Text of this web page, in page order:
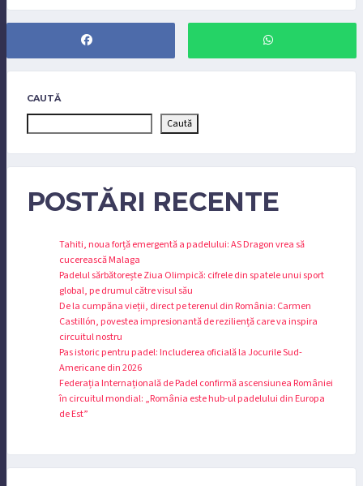
CAUTĂ
Caută
POSTĂRI RECENTE
Tahiti, noua forță emergentă a padelului: AS Dragon vrea să
cucerească Malaga
Padelul sărbătorește Ziua Olimpică: cifrele din spatele unui sport
global, pe drumul către visul său
De la cumpăna vieții, direct pe terenul din România: Carmen
Castillón, povestea impresionantă de reziliență care va inspira
circuitul nostru
Pas istoric pentru padel: Includerea oficială la Jocurile Sud-
Americane din 2026
Federația Internațională de Padel confirmă ascensiunea României
în circuitul mondial: „România este hub-ul padelului din Europa
de Est”